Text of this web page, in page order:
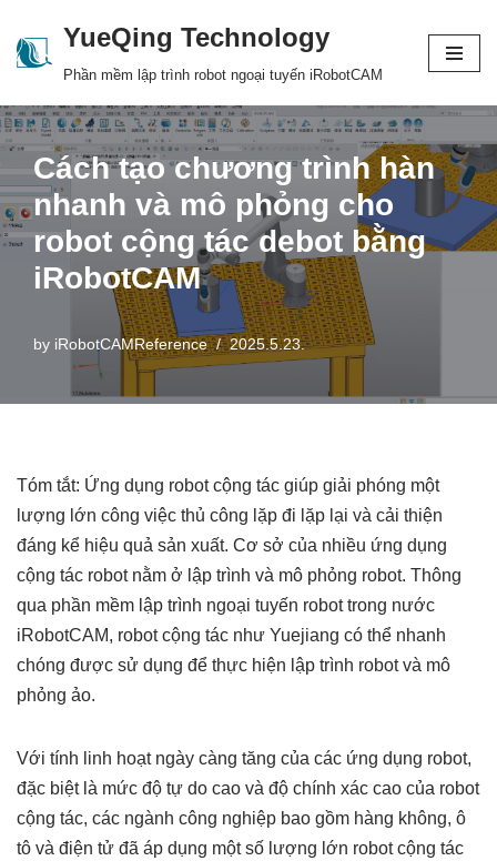
Skip
content
YueQing Technology
Phần mềm lập trình robot ngoại tuyến iRobotCAM
Cách tạo chương trình hàn
nhanh và mô phỏng cho
robot cộng tác debot bằng
iRobotCAM
by iRobotCAMReference 2025.5.23.
Tóm tắt: Ứng dụng robot cộng tác giúp giải phóng một
lượng lớn công việc thủ công lặp đi lặp lại và cải thiện
đáng kể hiệu quả sản xuất. Cơ sở của nhiều ứng dụng
cộng tác robot nằm ở lập trình và mô phỏng robot. Thông
qua phần mềm lập trình ngoại tuyến robot trong nước
iRobotCAM, robot cộng tác như Yuejiang có thể nhanh
chóng được sử dụng để thực hiện lập trình robot và mô
phỏng ảo.
Với tính linh hoạt ngày càng tăng của các ứng dụng robot,
đặc biệt là mức độ tự do cao và độ chính xác cao của robot
cộng tác, các ngành công nghiệp bao gồm hàng không, ô
tô và điện tử đã áp dụng một số lượng lớn robot cộng tác